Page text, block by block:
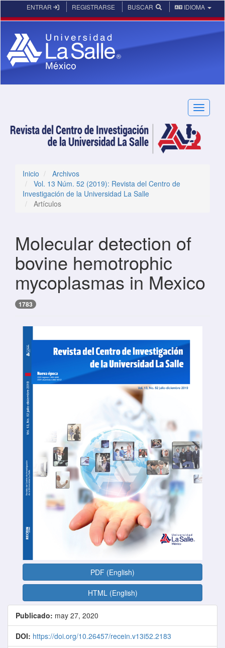
Navegación principal
Contenido principal
ENTRAR REGISTRARSE BUSCAR IDIOMA
Toggle
Inicio
Archivos
Vol. 13 Núm. 52 (2019): Revista del Centro de
Investigación de la Universidad La Salle
Artículos
Molecular detection of
bovine hemotrophic
mycoplasmas in Mexico
1783
Barra lateral del artículo
PDF (English)
HTML (English)
Publicado: may 27, 2020
DOI: https://doi.org/10.26457/recein.v13i52.2183